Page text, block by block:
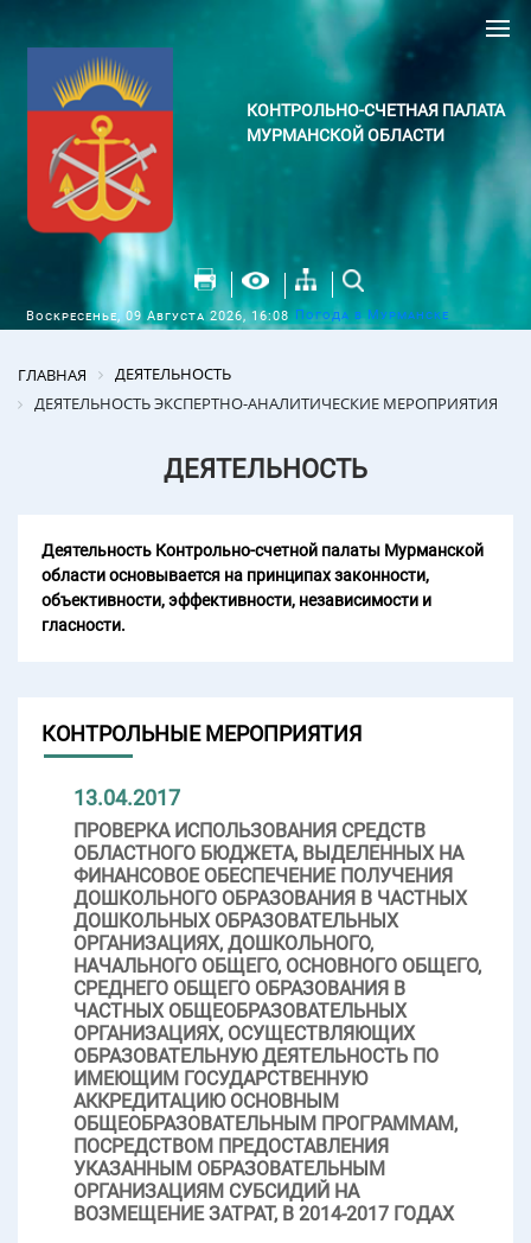
КОНТРОЛЬНО-СЧЕТНАЯ ПАЛАТА
МУРМАНСКОЙ ОБЛАСТИ
Воскресенье, 09 Августа 2026, 16:08 Погода в Мурманске
ГЛАВНАЯ
ДЕЯТЕЛЬНОСТЬ
ДЕЯТЕЛЬНОСТЬ ЭКСПЕРТНО-АНАЛИТИЧЕСКИЕ МЕРОПРИЯТИЯ
ДЕЯТЕЛЬНОСТЬ
Деятельность Контрольно-счетной палаты Мурманской
области основывается на принципах законности,
объективности, эффективности, независимости и
гласности.
КОНТРОЛЬНЫЕ МЕРОПРИЯТИЯ
13.04.2017
ПРОВЕРКА ИСПОЛЬЗОВАНИЯ СРЕДСТВ
ОБЛАСТНОГО БЮДЖЕТА, ВЫДЕЛЕННЫХ НА
ФИНАНСОВОЕ ОБЕСПЕЧЕНИЕ ПОЛУЧЕНИЯ
ДОШКОЛЬНОГО ОБРАЗОВАНИЯ В ЧАСТНЫХ
ДОШКОЛЬНЫХ ОБРАЗОВАТЕЛЬНЫХ
ОРГАНИЗАЦИЯХ, ДОШКОЛЬНОГО,
НАЧАЛЬНОГО ОБЩЕГО, ОСНОВНОГО ОБЩЕГО,
СРЕДНЕГО ОБЩЕГО ОБРАЗОВАНИЯ В
ЧАСТНЫХ ОБЩЕОБРАЗОВАТЕЛЬНЫХ
ОРГАНИЗАЦИЯХ, ОСУЩЕСТВЛЯЮЩИХ
ОБРАЗОВАТЕЛЬНУЮ ДЕЯТЕЛЬНОСТЬ ПО
ИМЕЮЩИМ ГОСУДАРСТВЕННУЮ
АККРЕДИТАЦИЮ ОСНОВНЫМ
ОБЩЕОБРАЗОВАТЕЛЬНЫМ ПРОГРАММАМ,
ПОСРЕДСТВОМ ПРЕДОСТАВЛЕНИЯ
УКАЗАННЫМ ОБРАЗОВАТЕЛЬНЫМ
ОРГАНИЗАЦИЯМ СУБСИДИЙ НА
ВОЗМЕЩЕНИЕ ЗАТРАТ, В 2014-2017 ГОДАХ